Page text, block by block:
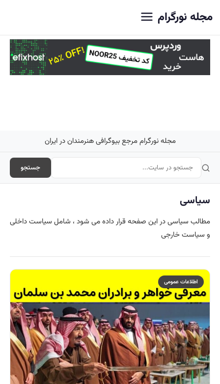
مجله نورگرام
مجله نورگرام مرجع بیوگرافی هنرمندان در ایران
جستجو
سیاسی
مطالب سیاسی در این صفحه قرار داده می شود ، شامل سیاست داخلی
و سیاست خارجی
اطلاعات عمومی